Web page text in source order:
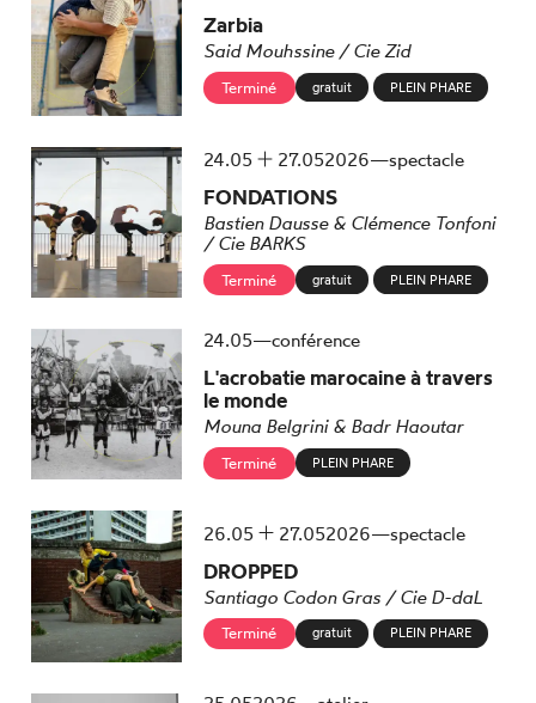
Zarbia
Said Mouhssine / Cie Zid
Terminé gratuit PLEIN PHARE
du
24.mai
05 au
27.mai
052026—spectacle
FONDATIONS
Bastien Dausse & Clémence Tonfoni
/ Cie BARKS
Terminé gratuit PLEIN PHARE
24.mai
05—conférence
L'acrobatie marocaine à travers
le monde
Mouna Belgrini & Badr Haoutar
Terminé PLEIN PHARE
du
26.mai
05 au
27.mai
052026—spectacle
DROPPED
Santiago Codon Gras / Cie D-daL
Terminé gratuit PLEIN PHARE